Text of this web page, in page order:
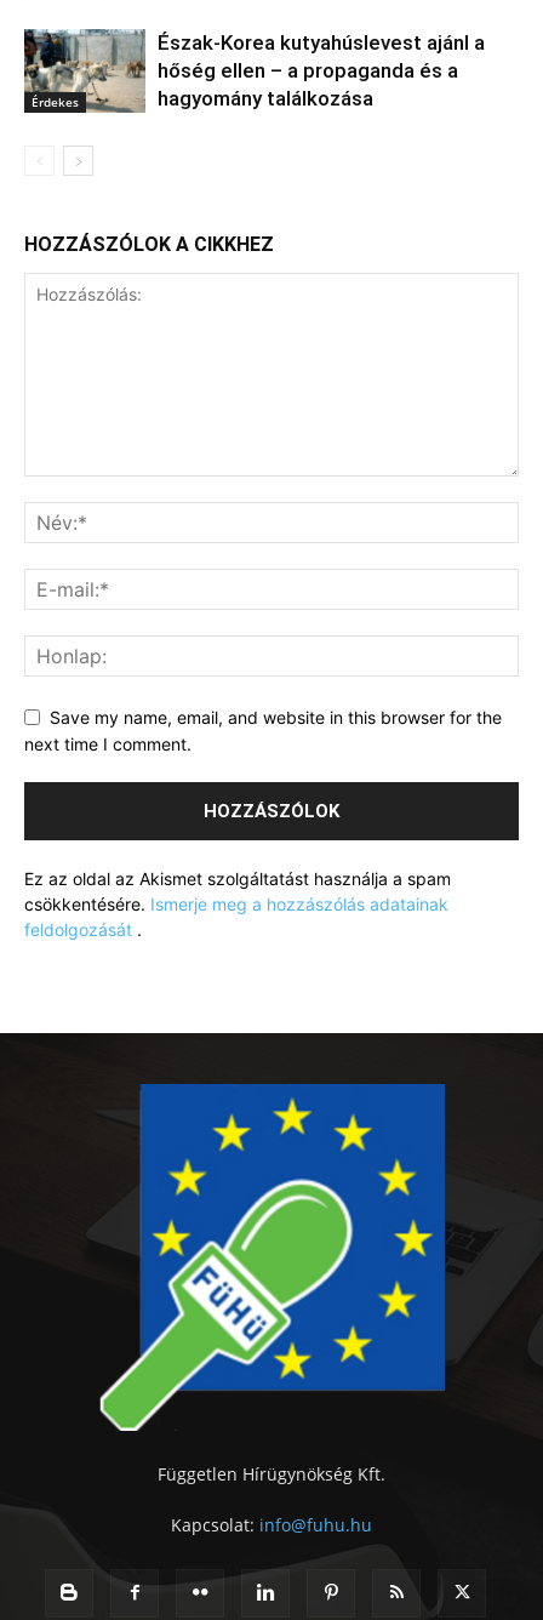
Érdekes
Észak‑Korea kutyahúslevest ajánl a
hőség ellen – a propaganda és a
hagyomány találkozása
HOZZÁSZÓLOK A CIKKHEZ
Save my name, email, and website in this browser for the
next time I comment.
Ez az oldal az Akismet szolgáltatást használja a spam
csökkentésére. Ismerje meg a hozzászólás adatainak
feldolgozását .
Független Hírügynökség Kft.
Kapcsolat: info@fuhu.hu